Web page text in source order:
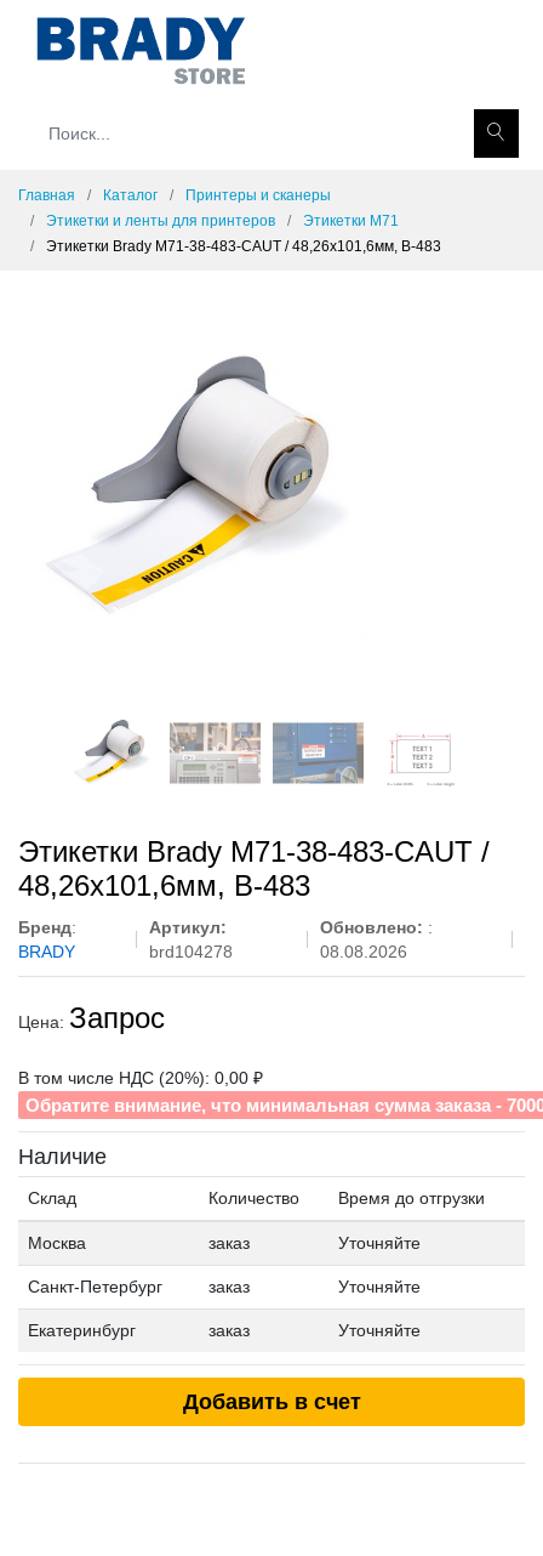
Главная Каталог
Принтеры и сканеры
Этикетки и ленты для принтеров
Этикетки M71
Этикетки Brady M71-38-483-CAUT / 48,26x101,6мм, B-483
Этикетки Brady M71-38-483-CAUT /
48,26x101,6мм, B-483
Бренд:
BRADY
Артикул:
brd104278
Обновлено: :
08.08.2026
Цена: Запрос
В том числе НДС (20%): 0,00 ₽
Обратите внимание, что минимальная сумма заказа -
Наличие
Склад Количество Время до отгрузки
Москва заказ Уточняйте
Санкт-Петербург заказ Уточняйте
Екатеринбург заказ Уточняйте
Добавить в счет